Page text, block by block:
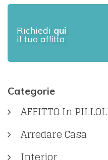
Richiedi qui
il tuo affitto
Categorie
AFFITTO In
Arredare Casa